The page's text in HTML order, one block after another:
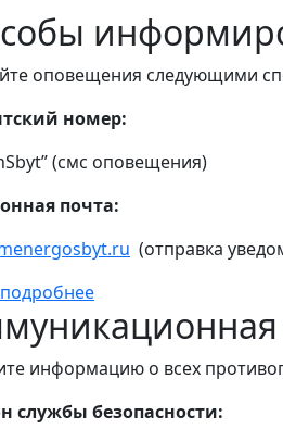
оповещения следующими
номер:
(смс оповещения)
почта:
(отправка
информацию о всех
службы безопасности: